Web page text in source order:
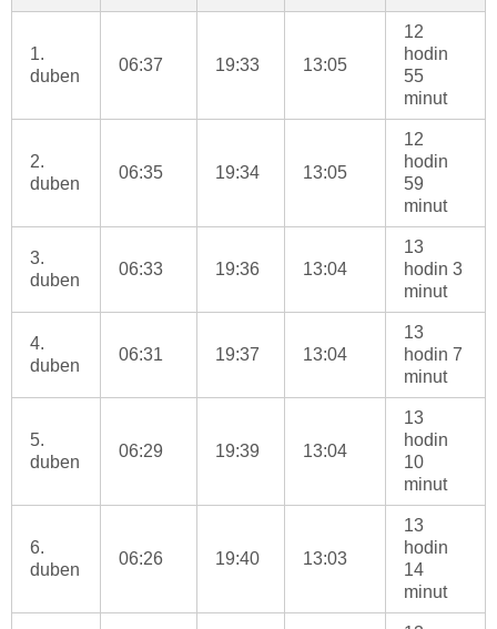
1.
duben
06:37 19:33 13:05
12
hodin
55
minut
2.
duben
06:35 19:34 13:05
12
hodin
59
minut
3.
duben
06:33 19:36 13:04
13
hodin 3
minut
4.
duben
06:31 19:37 13:04
13
hodin 7
minut
5.
duben
06:29 19:39 13:04
13
hodin
10
minut
6.
duben
06:26 19:40 13:03
13
hodin
14
minut